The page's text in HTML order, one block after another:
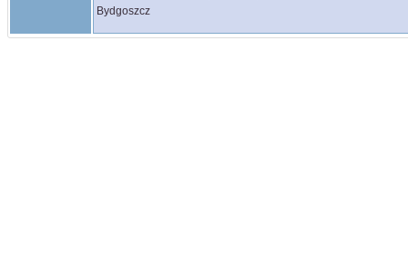
Bydgoszcz